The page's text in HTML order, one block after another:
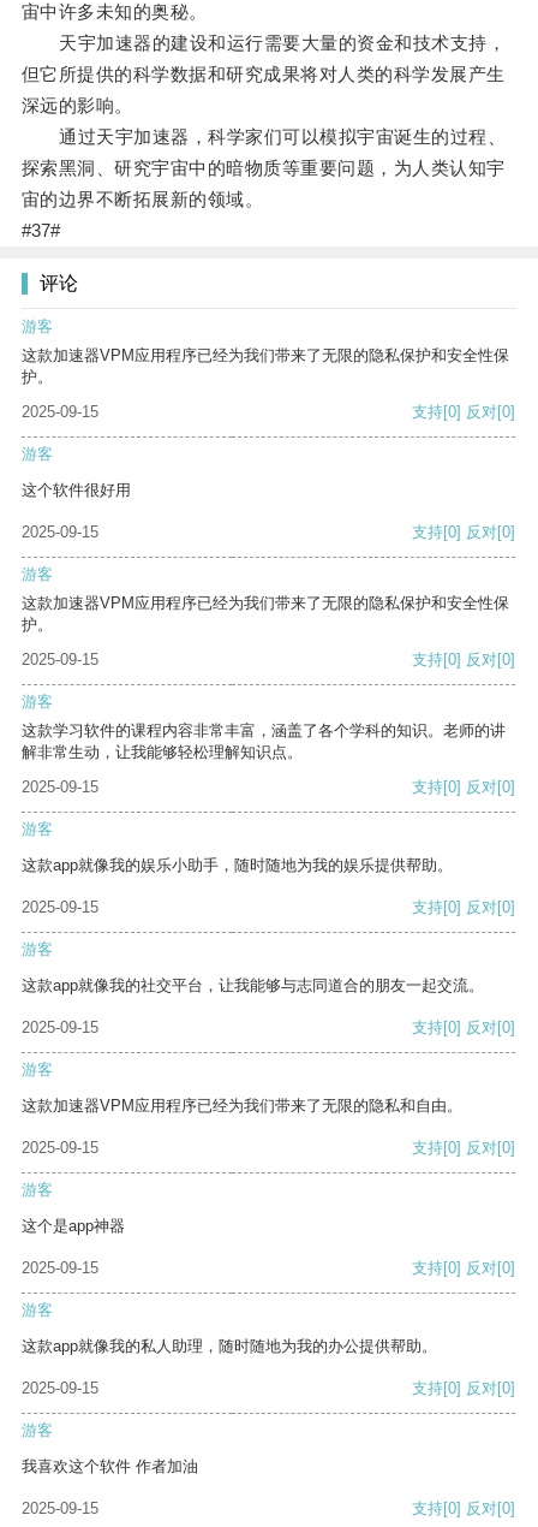
宙中许多未知的奥秘。
天宇加速器的建设和运行需要大量的资金和技术支持，
但它所提供的科学数据和研究成果将对人类的科学发展产生
深远的影响。
通过天宇加速器，科学家们可以模拟宇宙诞生的过程、
探索黑洞、研究宇宙中的暗物质等重要问题，为人类认知宇
宙的边界不断拓展新的领域。
#37#
评论
游客
这款加速器VPM应用程序已经为我们带来了无限的隐私保护和安全性保
护。
2025-09-15
支持[0] 反对[0]
游客
这个软件很好用
2025-09-15 支持[0] 反对[0]
游客
这款加速器VPM应用程序已经为我们带来了无限的隐私保护和安全性保
护。
2025-09-15
支持[0] 反对[0]
游客
这款学习软件的课程内容非常丰富，涵盖了各个学科的知识。老师的讲
解非常生动，让我能够轻松理解知识点。
2025-09-15
支持[0] 反对[0]
游客
这款app就像我的娱乐小助手，随时随地为我的娱乐提供帮助。
2025-09-15 支持[0] 反对[0]
游客
这款app就像我的社交平台，让我能够与志同道合的朋友一起交流。
2025-09-15 支持[0] 反对[0]
游客
这款加速器VPM应用程序已经为我们带来了无限的隐私和自由。
2025-09-15 支持[0] 反对[0]
游客
这个是app神器
2025-09-15 支持[0] 反对[0]
游客
这款app就像我的私人助理，随时随地为我的办公提供帮助。
2025-09-15 支持[0] 反对[0]
游客
我喜欢这个软件 作者加油
2025-09-15 支持[0] 反对[0]